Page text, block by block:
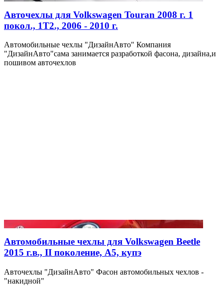
Авточехлы для Volkswagen Touran 2008 г. 1
покол., 1Т2., 2006 - 2010 г.
Автомобильные чехлы "ДизайнАвто" Компания
"ДизайнАвто"сама занимается разработкой фасона, дизайна,и
пошивом авточехлов
Автомобильные чехлы для Volkswagen Beetle
2015 г.в., II поколение, A5, купэ
Авточехлы "ДизайнАвто" Фасон автомобильных чехлов -
"накидной"